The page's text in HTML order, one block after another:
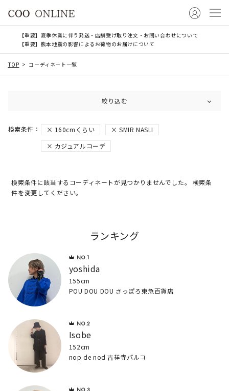
【重要】夏季休業に伴う発送・店舗受け取り注文・お問い合わせについて
【重要】熊本地震の影響によるお荷物のお届けについて
TOP コーディネート一覧
絞り込む
160cmくらい
SMIR NASLI
カジュアルコーデ
検索条件に該当するコーディネートが見つかりませんでした。 検索条
件を変更してください。
ランキング
yoshida
155cm
POU DOU DOU さっぽろ東急百貨店
Isobe
152cm
nop de nod 吉祥寺パルコ